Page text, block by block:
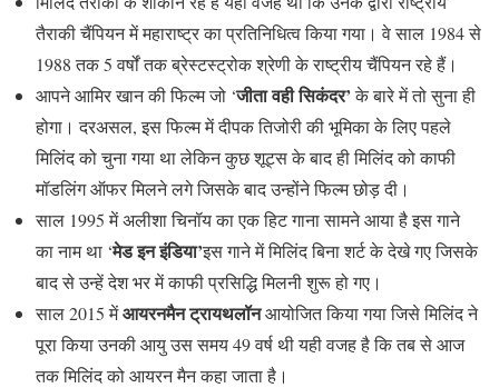
तैराकी चैंपियन में महाराष्ट्र का प्रतिनिधित्व किया गया। वे साल 1984 से
1988 तक 5 वर्षों तक ब्रेस्टस्ट्रोक श्रेणी के राष्ट्रीय चैंपियन रहे हैं।
आपने आमिर खान की फिल्म जो ‘जीता वही सिकंदर’के बारे में तो सुना ही
होगा। दरअसल, इस फिल्म में दीपक तिजोरी की भूमिका के लिए पहले
मिलिंद को चुना गया था लेकिन कुछ शूट्स के बाद ही मिलिंद को काफी
मॉडलिंग ऑफर मिलने लगे जिसके बाद उन्होंने फिल्म छोड़ दी।
साल 1995 में अलीशा चिनॉय का एक हिट गाना सामने आया है इस गाने
का नाम था ‘मेड इन इंडिया’इस गाने में मिलिंद बिना शर्ट के देखे गए जिसके
बाद से उन्हें देश भर में काफी प्रसिद्धि मिलनी शुरू हो गए।
साल 2015 मेंआयरनमैन ट्रायथलॉनआयोजित किया गया जिसे मिलिंद ने
पूरा किया उनकी आयु उस समय 49 वर्ष थी यही वजह है कि तब से आज
तक मिलिंद को आयरन मैन कहा जाता है।